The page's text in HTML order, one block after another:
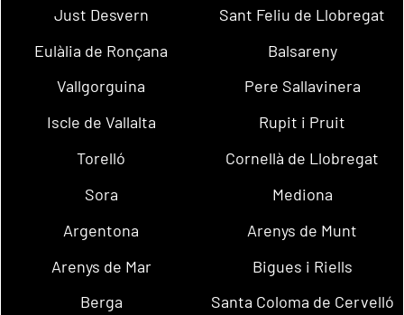
Just Desvern
Sant Feliu de Llobregat
Eulàlia de Ronçana
Balsareny
Vallgorguina
Pere Sallavinera
Iscle de Vallalta
Rupit i Pruit
Torelló
Cornellà de Llobregat
Sora
Mediona
Argentona
Arenys de Munt
Arenys de Mar
Bigues i Riells
Berga
Santa Coloma de Cervelló